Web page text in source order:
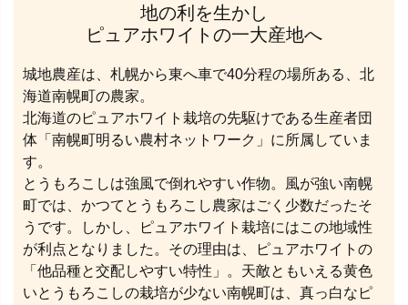
地の利を生かし
ピュアホワイトの一大産地へ
城地農産は、札幌から東へ車で40分程の場所ある、北
海道南幌町の農家。
北海道のピュアホワイト栽培の先駆けである生産者団
体「南幌町明るい農村ネットワーク」に所属していま
す。
とうもろこしは強風で倒れやすい作物。風が強い南幌
町では、かつてとうもろこし農家はごく少数だったそ
うです。しかし、ピュアホワイト栽培にはこの地域性
が利点となりました。その理由は、ピュアホワイトの
「他品種と交配しやすい特性」。天敵ともいえる黄色
いとうもろこしの栽培が少ない南幌町は、真っ白なピ